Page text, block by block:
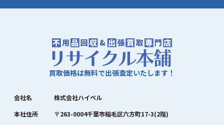
買取価格は無料で出張査定いたします！
会社名
株式会社ハイペル
本社住所
〒263-0004千葉市稲毛区六方町17-3(2階)